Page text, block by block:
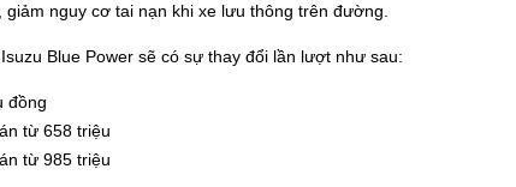
nguy cơ tai nạn khi xe lưu thông trên đường.
Blue Power sẽ có sự thay đổi lần lượt như sau:
đồng
từ 658 triệu
từ 985 triệu